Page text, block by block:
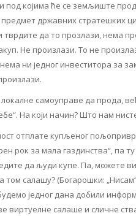
под којима ће се земљиште
предмет државних
тврдите да то прозлази, нема
Не произлази. То не
ни једног инвеститора за
локалне самоуправе да прода,
На који начин? Што нам
отплате купљеног
рок за мала газдинства“, па
да људи купе. Па, можете
том салашу? (Богарошки:
једног дана добили
виртуелне салаше и сличне